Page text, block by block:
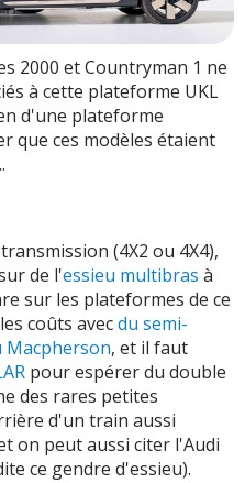
2000 et Countryman 1 ne
à cette plateforme UKL
d'une plateforme
que ces modèles étaient
(4X2 ou 4X4),
de l'essieu multibras à
sur les plateformes de ce
coûts avecdu semi-
Macpherson, et il faut
pour espérer du double
des rares petites
d'un train aussi
on peut aussi citer l'Audi
ce gendre d'essieu).